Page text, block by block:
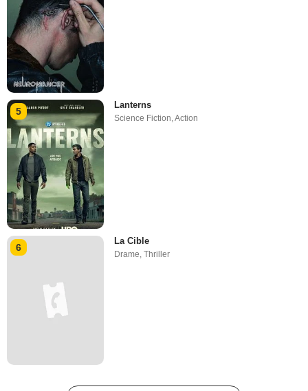
5
Lanterns
Science Fiction ,Action
6
La Cible
Drame,Thriller